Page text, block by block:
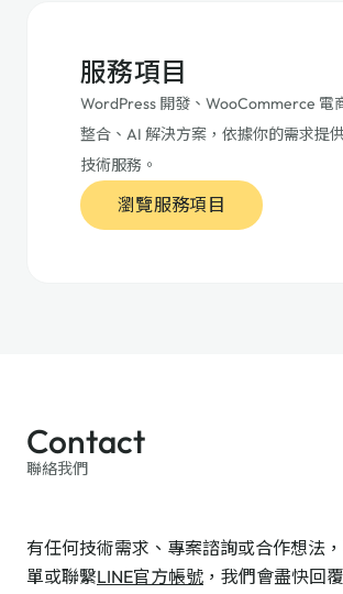
服務項目
WordPress 開發、WooCommerce 電
整合、AI 解決方案，依據你的需求提
技術服務。
瀏覽服務項目
Contact
聯絡我們
有任何技術需求、專案諮詢或合作想法
單或聯繫LINE官方帳號 ，我們會盡快回